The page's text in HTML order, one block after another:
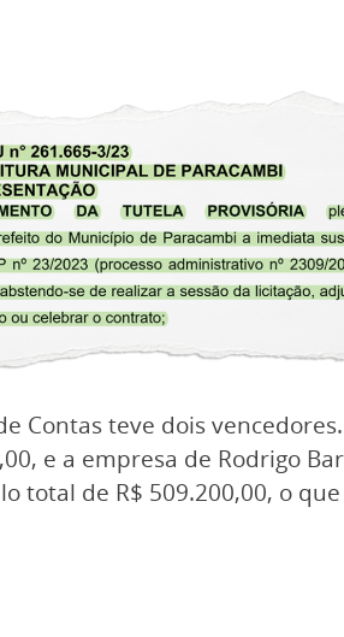
Contas teve dois
e a empresa de Rodrigo
total de R$ 509.200,00, o que